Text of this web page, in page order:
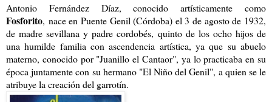
Antonio Fernández Díaz, conocido artísticamente como
Fosforito, nace en Puente Genil (Córdoba) el 3 de agosto de 1932,
de madre sevillana y padre cordobés, quinto de los ocho hijos de
una humilde familia con ascendencia artística, ya que su abuelo
materno, conocido por "Juanillo el Cantaor", ya lo practicaba en su
época juntamente con su hermano "El Niño del Genil", a quien se le
atribuye la creación del garrotín.